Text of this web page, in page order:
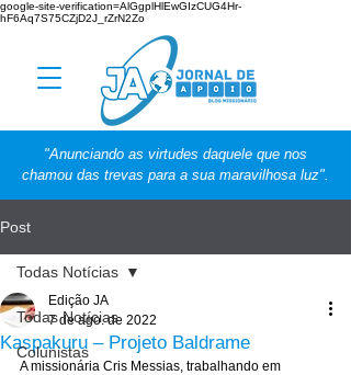
google-site-verification=AlGgplHlEwGIzCUG4Hr-
hF6Aq7S75CZjD2J_rZrN2Zo
"Anunciando as virtudes daquele que nos
chamou das trevas para a sua maravilhosa luz".
Post
Todas Notícias
Colunistas
Todas Notícias
Kaspakuru – Projeto Baldrame
Edição JA
7 de ago. de 2022
A missionária Cris Messias, trabalhando em